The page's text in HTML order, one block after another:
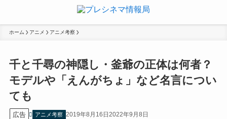
ホーム アニメ アニメ考察
千と千尋の神隠し・釜爺の正体は何者？
モデルや「えんがちょ」など名言につい
ても
広告 アニメ考察 2019年8月16日2022年9月8日